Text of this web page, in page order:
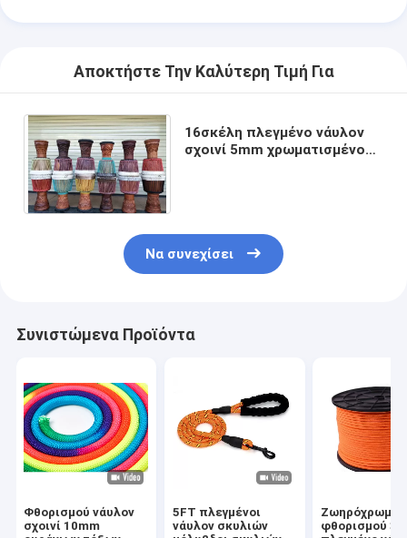
Αποκτήστε Την Καλύτερη Τιμή Για
16σκέλη πλεγμένο νάυλον
σχοινί 5mm χρωματισμένο
Να συνεχίσει
Συνιστώμενα Προϊόντα
Φθορισμού νάυλον
σχοινί 10mm
5FT πλεγμένοι
νάυλον σκυλιών
Ζωηρόχρωμο
φθορισμού